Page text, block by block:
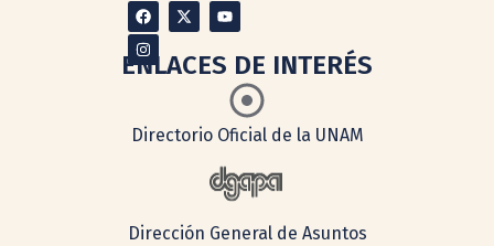
ENLACES DE INTERÉS
Directorio Oficial de la UNAM
Dirección General de Asuntos